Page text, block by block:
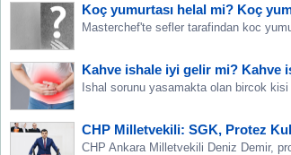
Koç yumurtası helal mi? Koç
Masterchef'te sefler tarafindan koc
Kahve ishale iyi gelir mi? Kahve
Ishal sorunu yasamakta olan bircok
CHP Milletvekili: SGK, Protez
CHP Ankara Milletvekili Deniz Demir,